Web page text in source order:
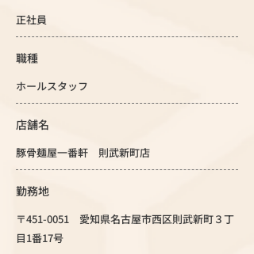
正社員
職種
ホールスタッフ
店舗名
豚骨麺屋一番軒 則武新町店
勤務地
〒451-0051 愛知県名古屋市西区則武新町３丁
目1番17号